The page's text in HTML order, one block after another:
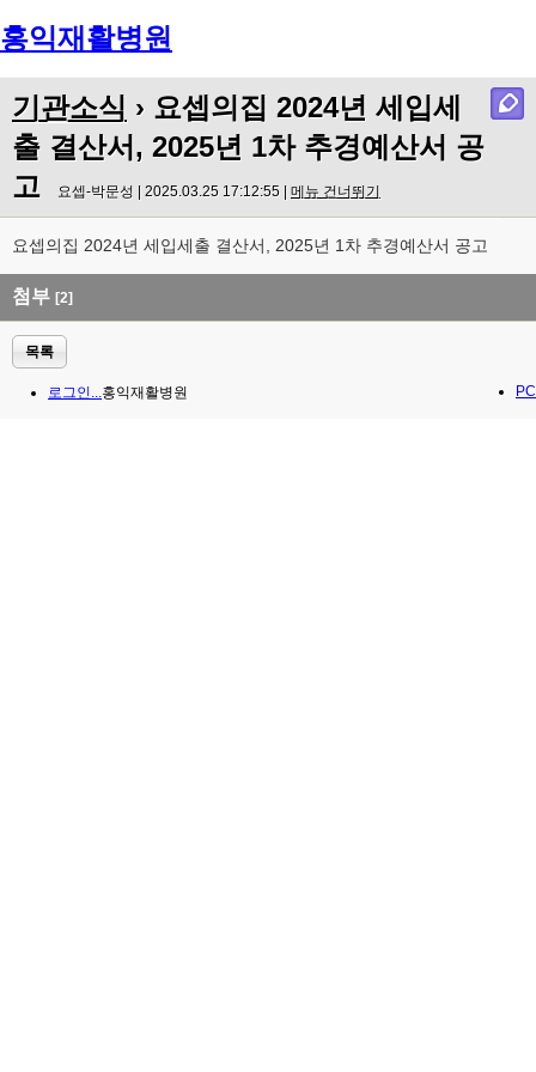
홍익재활병원
Menu
기관소식 › 요셉의집 2024년 세입세
출 결산서, 2025년 1차 추경예산서 공
고
요셉-박문성 | 2025.03.25 17:12:55 | 메뉴 건너뛰기
요셉의집 2024년 세입세출 결산서, 2025년 1차 추경예산서 공고
첨부 [2]
목록
로그인... PC
홍익재활병원